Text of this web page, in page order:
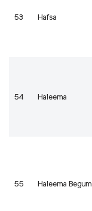
53 Hafsa
54 Haleema
55 Haleema Begum